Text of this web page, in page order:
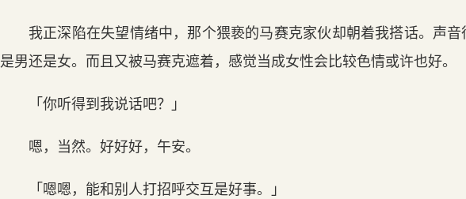
我正深陷在失望情绪中，那个猥亵的马赛克家伙却朝着我搭话。声
是男还是女。而且又被马赛克遮着，感觉当成女性会比较色情或许也好。
「你听得到我说话吧？」
嗯，当然。好好好，午安。
「嗯嗯，能和别人打招呼交互是好事。」